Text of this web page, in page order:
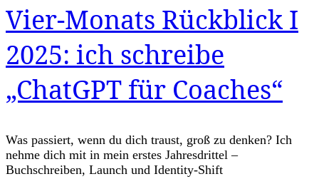
Vier-Monats Rückblick I
2025: ich schreibe
„ChatGPT für Coaches“
Was passiert, wenn du dich traust, groß zu denken? Ich
nehme dich mit in mein erstes Jahresdrittel –
Buchschreiben, Launch und Identity-Shift